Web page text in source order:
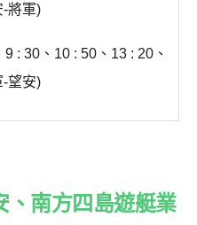
-將軍)
: 30、10 : 50、13 : 20、
-望安)
、南方四島遊艇業